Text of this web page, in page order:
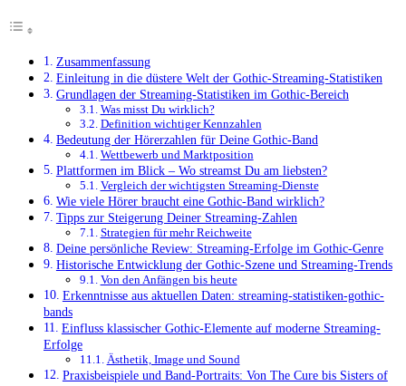
Zusammenfassung
Einleitung in die düstere Welt der Gothic-Streaming-Statistiken
Grundlagen der Streaming-Statistiken im Gothic-Bereich
Was misst Du wirklich?
Definition wichtiger Kennzahlen
Bedeutung der Hörerzahlen für Deine Gothic-Band
Wettbewerb und Marktposition
Plattformen im Blick – Wo streamst Du am liebsten?
Vergleich der wichtigsten Streaming-Dienste
Wie viele Hörer braucht eine Gothic-Band wirklich?
Tipps zur Steigerung Deiner Streaming-Zahlen
Strategien für mehr Reichweite
Deine persönliche Review: Streaming-Erfolge im Gothic-Genre
Historische Entwicklung der Gothic-Szene und Streaming-Trends
Von den Anfängen bis heute
Erkenntnisse aus aktuellen Daten: streaming-statistiken-gothic-
bands
Einfluss klassischer Gothic-Elemente auf moderne Streaming-
Erfolge
Ästhetik, Image und Sound
Praxisbeispiele und Band-Portraits: Von The Cure bis Sisters of